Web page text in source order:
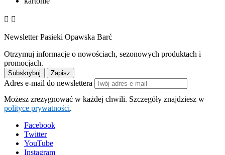
 
Newsletter Pasieki Opawska Barć
Otrzymuj informacje o nowościach, sezonowych produktach i
promocjach.
Adres e-mail do newslettera
Możesz zrezygnować w każdej chwili. Szczegóły znajdziesz w
polityce prywatności.
Facebook
Twitter
YouTube
Instagram